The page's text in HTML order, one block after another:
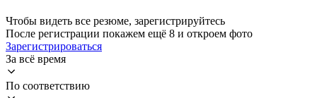
Чтобы видеть все резюме, зарегистрируйтесь
После регистрации покажем ещё 8 и откроем фото
Зарегистрироваться
За всё время
По соответствию